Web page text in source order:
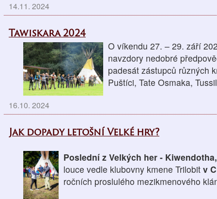
14.11. 2024
Tawiskara 2024
O víkendu 27. – 29. září
navzdory nedobré
padesát zástupců různých
Puštíci, Tate Osmaka,
16.10. 2024
Jak dopady letošní Velké hry?
Poslední z Velkých her -
louce vedle klubovny kmene Trilobit v
ročních proslulého mezikmenového